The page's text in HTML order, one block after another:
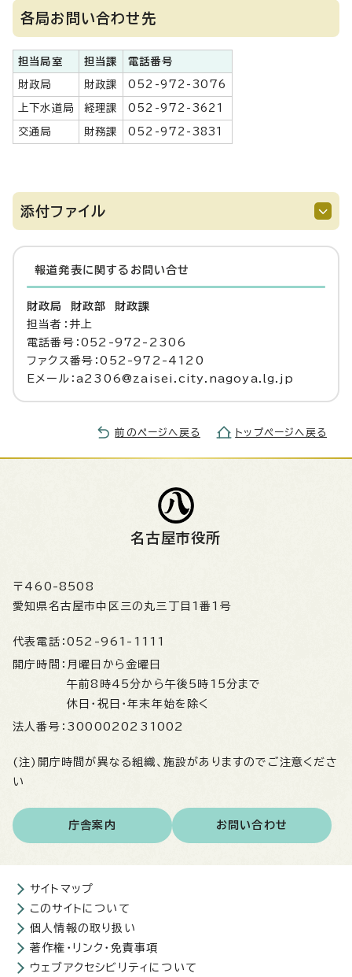
各局お問い合わせ先
担当局室 担当課 電話番号
財政局 財政課 052-972-3076
上下水道局 経理課 052-972-3621
交通局 財務課 052-972-3831
添付ファイル
報道発表に関するお問い合せ
財政局 財政部 財政課
担当者：井上
電話番号：052-972-2306
ファクス番号：052-972-4120
Eメール：a2306@zaisei.city.nagoya.lg.jp
前のページへ戻る トップページへ戻る
名古屋市役所
〒460-8508
愛知県名古屋市中区三の丸三丁目1番1号
代表電話： 052-961-1111
開庁時間： 月曜日から金曜日
午前8時45分から午後5時15分まで
休日・祝日・年末年始を除く
法人番号： 3000020231002
(注)開庁時間が異なる組織、施設がありますのでご注意くださ
い
庁舎案内 お問い合わせ
サイトマップ
このサイトについて
個人情報の取り扱い
著作権・リンク・免責事項
ウェブアクセシビリティについて